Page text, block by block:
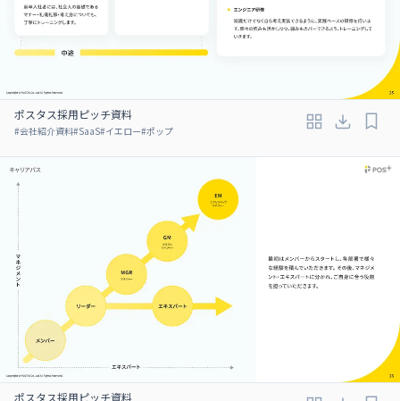
ポスタス採用ピッチ資料
#会社紹介資料#SaaS#イエロー#ポップ
ポスタス採用ピッチ資料